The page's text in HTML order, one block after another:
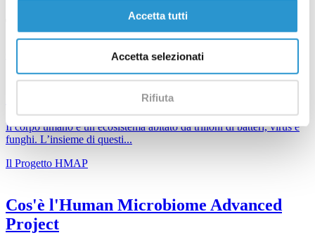
Accetta tutti
Accetta selezionati
Rifiuta
Ti potrebbero interessare
Cos’è il microbioma
Il corpo umano è un ecosistema abitato da trilioni di batteri, virus e
funghi. L’insieme di questi...
Il Progetto HMAP
Cos'è l'Human Microbiome Advanced
Project